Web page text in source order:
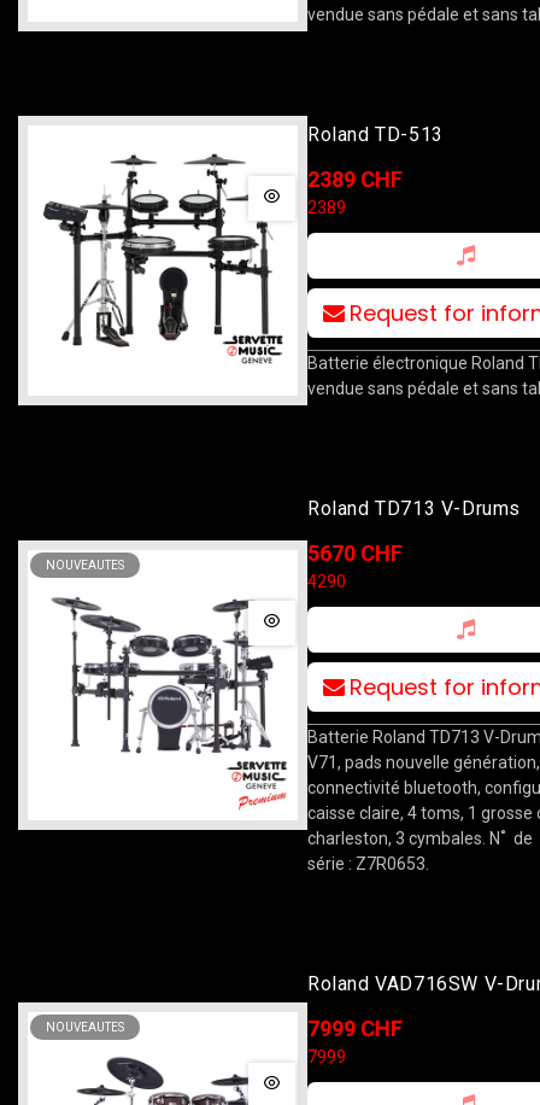
vendue sans pédale et sans
Roland TD-513
2389 CHF
2389
Request for
Batterie électronique Roland
vendue sans pédale et sans
NOUVEAUTES
Roland TD713 V-Drums
5670 CHF
4290
Request for
Batterie Roland TD713 V-
V71, pads nouvelle génération,
connectivité bluetooth,
caisse claire, 4 toms, 1 grosse
charleston, 3 cymbales. N˚ de
série : Z7R0653.
NOUVEAUTES
Roland VAD716SW V-
7999 CHF
7999